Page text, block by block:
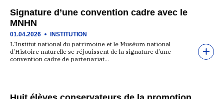
Signature d’une convention cadre avec le
MNHN
01.04.2026 INSTITUTION
L’Institut national du patrimoine et le Muséum national
d’Histoire naturelle se réjouissent de la signature d’une
convention cadre de partenariat…